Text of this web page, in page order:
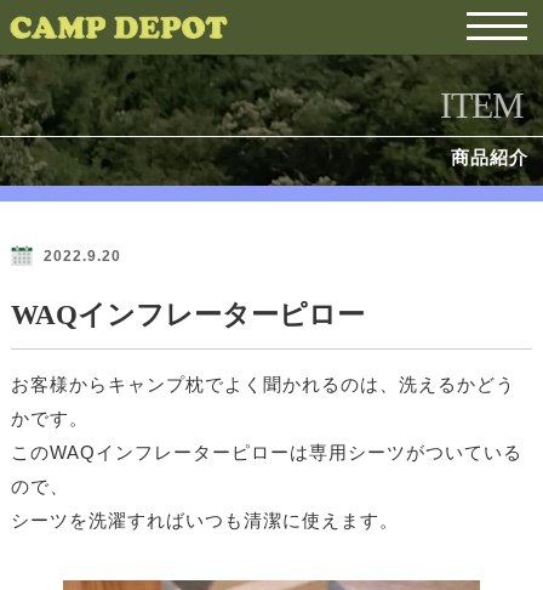
ITEM
商品紹介
2022.9.20
WAQインフレーターピロー
お客様からキャンプ枕でよく聞かれるのは、洗えるかどう
かです。
このWAQインフレーターピローは専用シーツがついている
ので、
シーツを洗濯すればいつも清潔に使えます。